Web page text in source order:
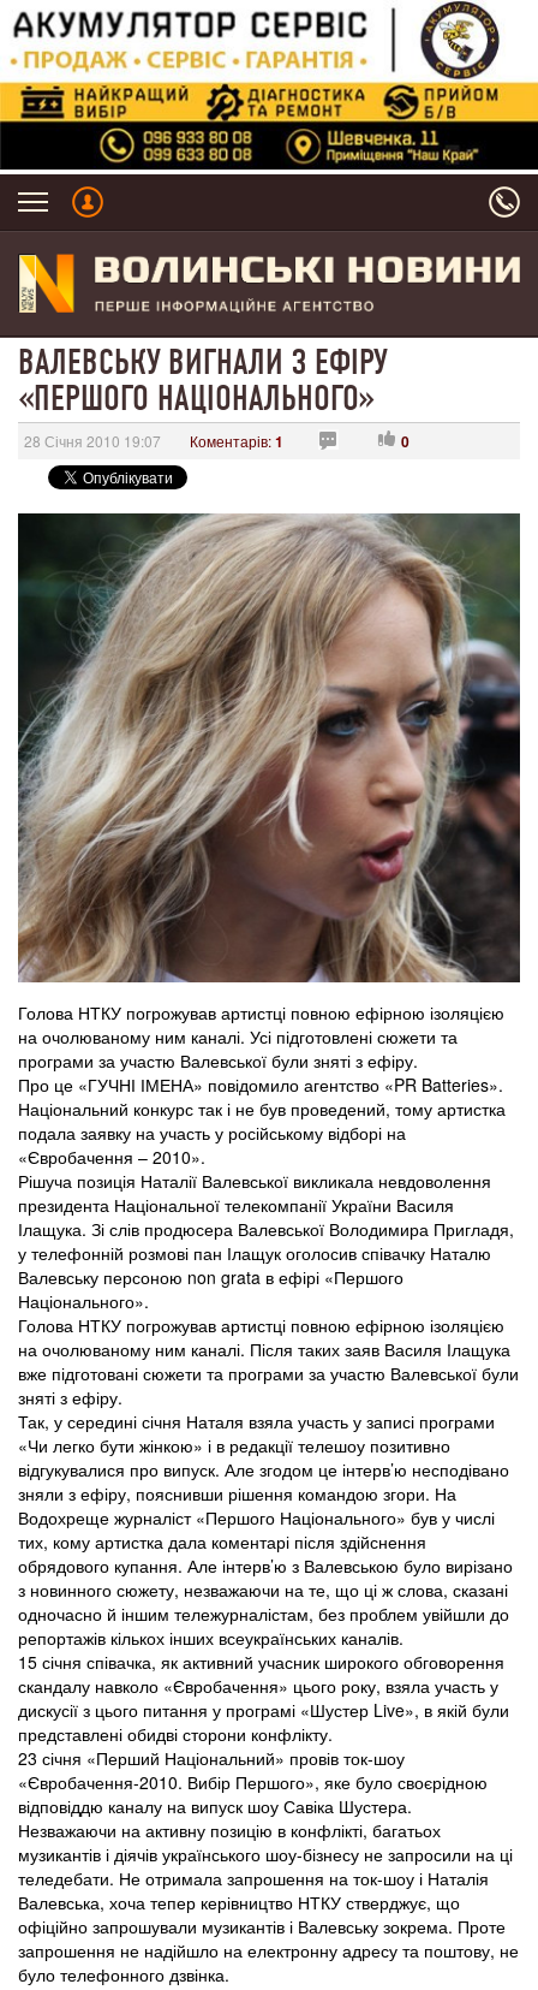
ВАЛЕВСЬКУ ВИГНАЛИ З ЕФІРУ
«ПЕРШОГО НАЦІОНАЛЬНОГО»
28 Січня 2010 19:07 Коментарів:1 0
Голова НТКУ погрожував артистці повною ефірною ізоляцією
на очолюваному ним каналі. Усі підготовлені сюжети та
програми за участю Валевської були зняті з ефіру.
Про це «ГУЧНІ ІМЕНА» повідомило агентство «PR Batteries».
Національний конкурс так і не був проведений, тому артистка
подала заявку на участь у російському відборі на
«Євробачення – 2010».
Рішуча позиція Наталії Валевської викликала невдоволення
президента Національної телекомпанії України Василя
Ілащука. Зі слів продюсера Валевської Володимира Пригладя,
у телефонній розмові пан Ілащук оголосив співачку Наталю
Валевську персоною non grata в ефірі «Першого
Національного».
Голова НТКУ погрожував артистці повною ефірною ізоляцією
на очолюваному ним каналі. Після таких заяв Василя Ілащука
вже підготовані сюжети та програми за участю Валевської були
зняті з ефіру.
Так, у середині січня Наталя взяла участь у записі програми
«Чи легко бути жінкою» і в редакції телешоу позитивно
відгукувалися про випуск. Але згодом це інтерв’ю несподівано
зняли з ефіру, пояснивши рішення командою згори. На
Водохреще журналіст «Першого Національного» був у числі
тих, кому артистка дала коментарі після здійснення
обрядового купання. Але інтерв’ю з Валевською було вирізано
з новинного сюжету, незважаючи на те, що ці ж слова, сказані
одночасно й іншим тележурналістам, без проблем увійшли до
репортажів кількох інших всеукраїнських каналів.
15 січня співачка, як активний учасник широкого обговорення
скандалу навколо «Євробачення» цього року, взяла участь у
дискусії з цього питання у програмі «Шустер Live», в якій були
представлені обидві сторони конфлікту.
23 січня «Перший Національний» провів ток-шоу
«Євробачення-2010. Вибір Першого», яке було своєрідною
відповіддю каналу на випуск шоу Савіка Шустера.
Незважаючи на активну позицію в конфлікті, багатьох
музикантів і діячів українського шоу-бізнесу не запросили на ці
теледебати. Не отримала запрошення на ток-шоу і Наталія
Валевська, хоча тепер керівництво НТКУ стверджує, що
офіційно запрошували музикантів і Валевську зокрема. Проте
запрошення не надійшло на електронну адресу та поштову, не
було телефонного дзвінка.